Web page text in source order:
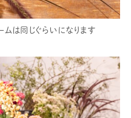
は同じぐらいになります